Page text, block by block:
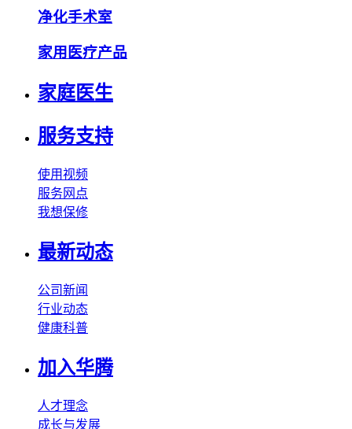
净化手术室
家用医疗产品
家庭医生
服务支持
使用视频
服务网点
我想保修
最新动态
公司新闻
行业动态
健康科普
加入华腾
人才理念
成长与发展